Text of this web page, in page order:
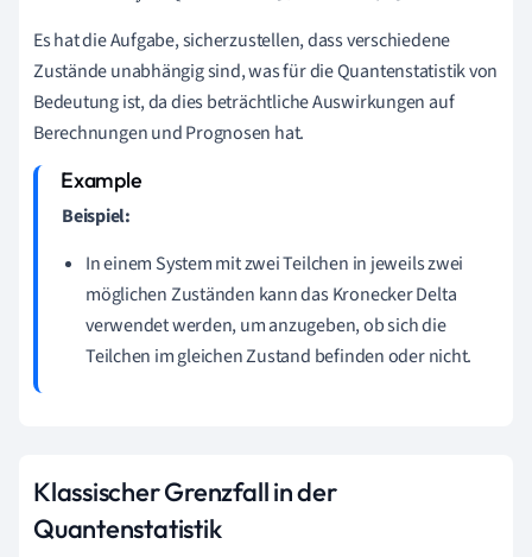
Es hat die Aufgabe, sicherzustellen, dass verschiedene
Zustände unabhängig sind, was für die Quantenstatistik von
Bedeutung ist, da dies beträchtliche Auswirkungen auf
Berechnungen und Prognosen hat.
Beispiel:
In einem System mit zwei Teilchen in jeweils zwei
möglichen Zuständen kann das Kronecker Delta
verwendet werden, um anzugeben, ob sich die
Teilchen im gleichen Zustand befinden oder nicht.
Klassischer Grenzfall in der
Quantenstatistik